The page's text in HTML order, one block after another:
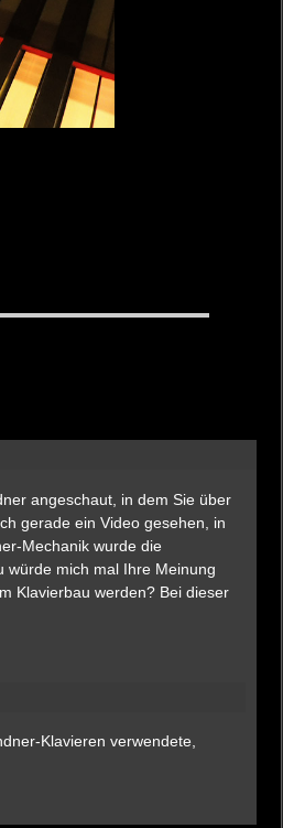
angeschaut, in dem Sie über
gerade ein Video gesehen, in
Mechanik wurde die
würde mich mal Ihre Meinung
Klavierbau werden? Bei dieser
Klavieren verwendete,